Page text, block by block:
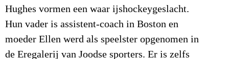
Hughes vormen een waar ijshockeygeslacht.
Hun vader is assistent-coach in Boston en
moeder Ellen werd als speelster opgenomen in
de Eregalerij van Joodse sporters. Er is zelfs